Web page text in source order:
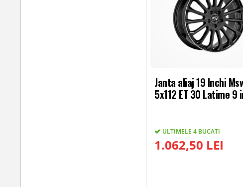
Janta aliaj 19 Inchi
5x112 ET 30 Latime 9
ULTIMELE 4 BUCATI
1.062,50 LEI